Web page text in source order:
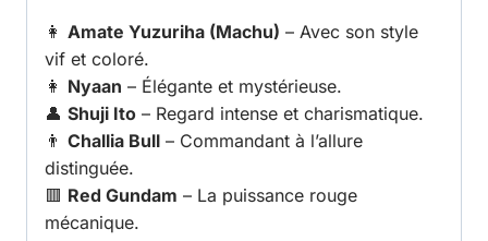
👩 Amate Yuzuriha (Machu) – Avec son style
vif et coloré.
👩 Nyaan – Élégante et mystérieuse.
👤 Shuji Ito – Regard intense et charismatique.
👨 Challia Bull – Commandant à l’allure
distinguée.
🟥 Red Gundam – La puissance rouge
mécanique.